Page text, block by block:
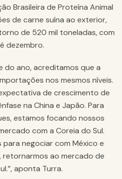
Brasileira de Proteína Animal
de carne suína ao exterior,
de 520 mil toneladas, com
dezembro.
do ano, acreditamos que a
nos mesmos níveis.
de crescimento de
na China e Japão. Para
estamos focando nossos
com a Coreia do Sul.
negociar com México e
retornarmos ao mercado de
aponta Turra.